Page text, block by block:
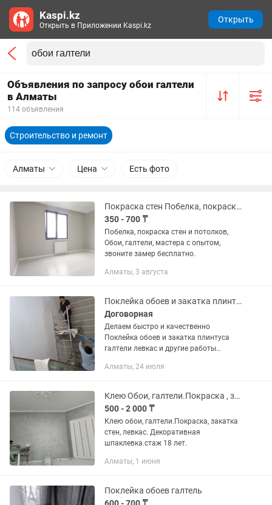
Объявления по запросу обои галтели
в Алматы
114 объявления
Строительство и ремонт
Алматы Цена Есть фото
Покраска стен Побелка, покраска стен и потолков, Обои, галтели
350 - 700 ₸
Побелка, покраска стен и потолков,
Обои, галтели, мастера с опытом,
звоните замер бесплатно.
Алматы, 3 августа
Поклейка обоев и закатка плинтуса галтели
Договорная
Делаем быстро и качественно
Поклейка обоев и закатка плинтуса
галтели левкас и другие работы
Алматы, 24 июля
Клею Обои, галтели.Покраска , закатка стен и потолков.Левкас.
500 - 2 000 ₸
Клею обои, галтели.Покраска, закатка
стен, левкас. Декоративная
шпаклевка.стаж 18 лет.
Алматы, 1 июня
Поклейка обоев галтель
Kaspi.kz
Открыть в Приложении Kaspi.kz
Открыть